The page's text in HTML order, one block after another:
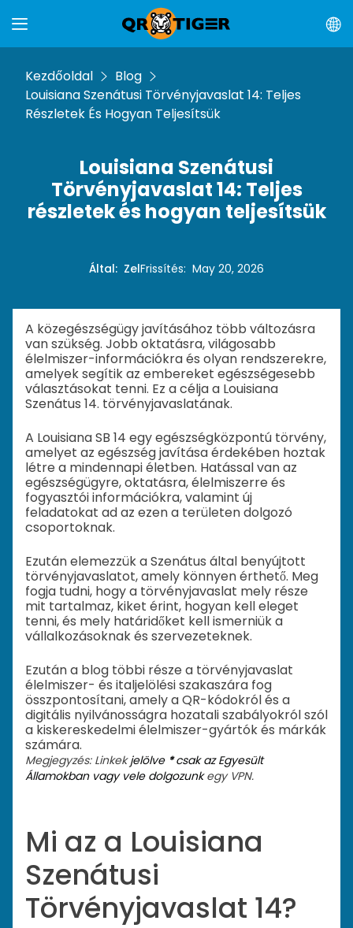
Kezdőoldal
Blog
Louisiana Szenátusi Törvényjavaslat 14: Teljes
Részletek És Hogyan Teljesítsük
Louisiana Szenátusi
Törvényjavaslat 14: Teljes
részletek és hogyan teljesítsük
Által: ZelFrissítés: May 20, 2026
A közegészségügy javításához több változásra
van szükség. Jobb oktatásra, világosabb
élelmiszer-információkra és olyan rendszerekre,
amelyek segítik az embereket egészségesebb
választásokat tenni. Ez a célja a Louisiana
Szenátus 14. törvényjavaslatának.
A Louisiana SB 14 egy egészségközpontú törvény,
amelyet az egészség javítása érdekében hoztak
létre a mindennapi életben. Hatással van az
egészségügyre, oktatásra, élelmiszerre és
fogyasztói információkra, valamint új
feladatokat ad az ezen a területen dolgozó
csoportoknak.
Ezután elemezzük a Szenátus által benyújtott
törvényjavaslatot, amely könnyen érthető. Meg
fogja tudni, hogy a törvényjavaslat mely része
mit tartalmaz, kiket érint, hogyan kell eleget
tenni, és mely határidőket kell ismerniük a
vállalkozásoknak és szervezeteknek.
Ezután a blog többi része a törvényjavaslat
élelmiszer- és italjelölési szakaszára fog
összpontosítani, amely a QR-kódokról és a
digitális nyilvánosságra hozatali szabályokról szól
a kiskereskedelmi élelmiszer-gyártók és márkák
számára.
Megjegyzés: Linkekjelölve *csak az Egyesült
Államokban vagy vele dolgozunkegy VPN.
Mi az a Louisiana
Szenátusi
Törvényjavaslat 14?